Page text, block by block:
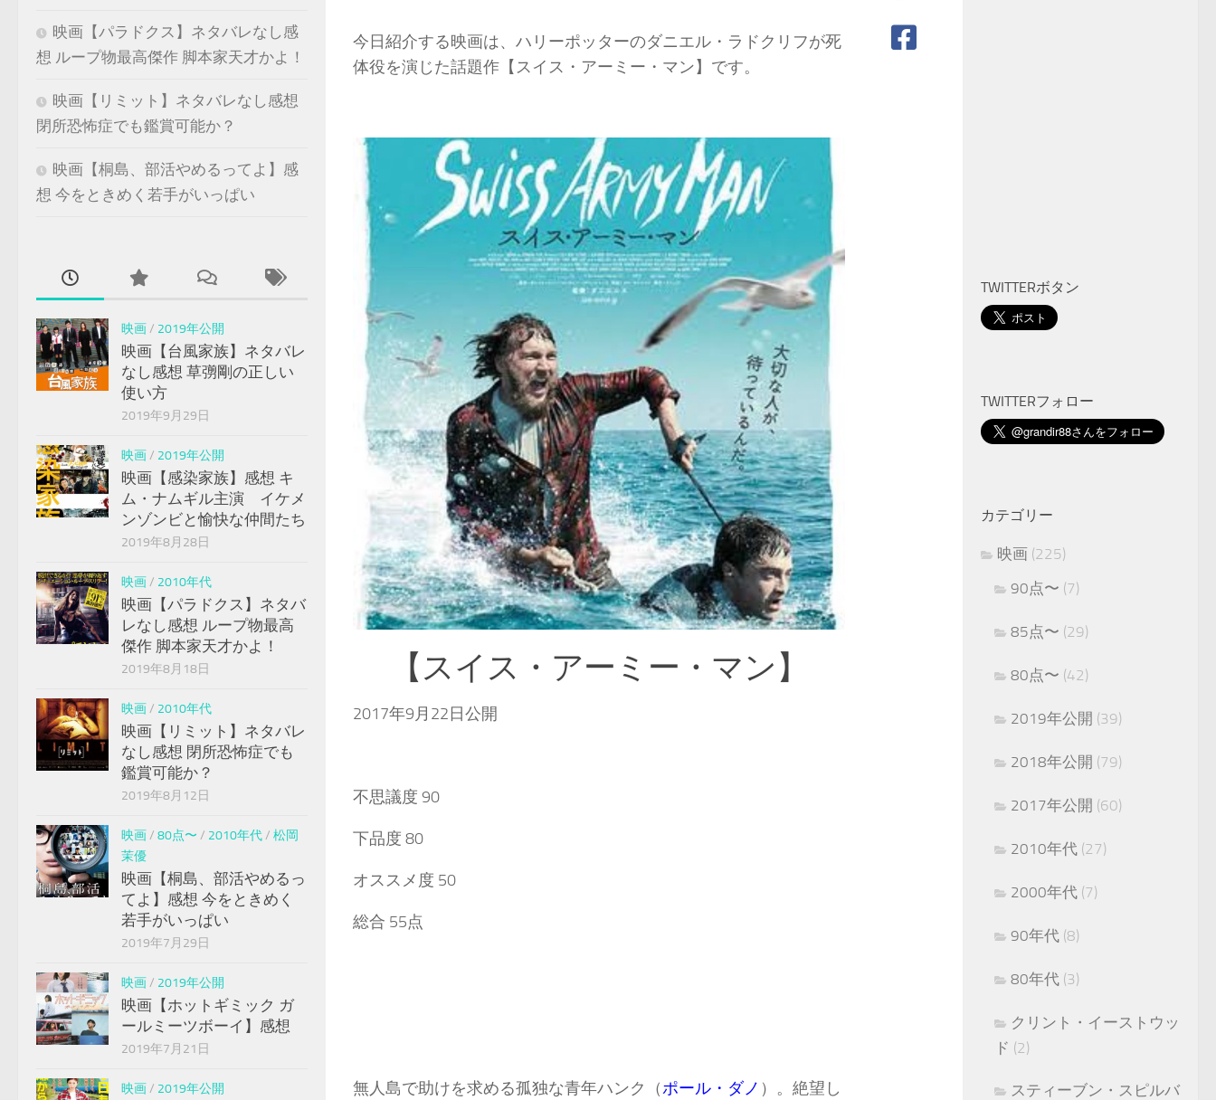
今日紹介する映画は、ハリーポッターのダニエル・ラドクリフが死
体役を演じた話題作【スイス・アーミー・マン】です。
【スイス・アーミー・マン】
2017年9月22日公開
不思議度 90
下品度 80
オススメ度 50
総合 55点
無人島で助けを求める孤独な青年ハンク（ポール・ダノ ）。絶望し
映画【パラドクス】ネタバレなし感
想 ループ物最高傑作 脚本家天才かよ！
映画【リミット】ネタバレなし感想
閉所恐怖症でも鑑賞可能か？
映画【桐島、部活やめるってよ】感
想 今をときめく若手がいっぱい
映画/ 2019年公開
映画【台風家族】ネタバレ
なし感想 草彅剛の正しい
使い方
2019年9月29日
映画/ 2019年公開
映画【感染家族】感想 キ
ム・ナムギル主演 イケメ
ンゾンビと愉快な仲間たち
2019年8月28日
映画/ 2010年代
映画【パラドクス】ネタバ
レなし感想 ループ物最高
傑作 脚本家天才かよ！
2019年8月18日
映画/ 2010年代
映画【リミット】ネタバレ
なし感想 閉所恐怖症でも
鑑賞可能か？
2019年8月12日
映画/ 80点〜 / 2010年代/ 松岡
茉優
映画【桐島、部活やめるっ
てよ】感想 今をときめく
若手がいっぱい
2019年7月29日
映画/ 2019年公開
映画【ホットギミック ガ
ールミーツボーイ】感想
2019年7月21日
映画/ 2019年公開
TWITTERボタン
TWITTERフォロー
カテゴリー
映画 (225)
90点〜 (7)
85点〜 (29)
80点〜 (42)
2019年公開 (39)
2018年公開 (79)
2017年公開 (60)
2010年代 (27)
2000年代 (7)
90年代 (8)
80年代 (3)
クリント・イーストウッ
ド (2)
スティーブン・スピルバ